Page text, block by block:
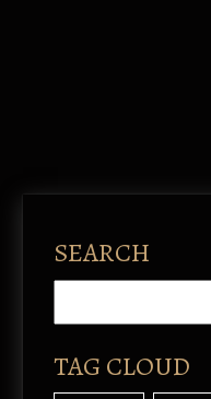
SEARCH
TAG CLOUD